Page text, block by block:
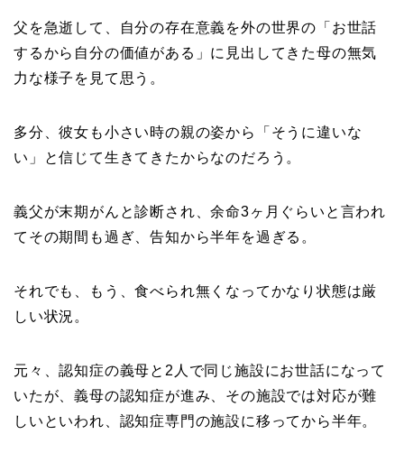
父を急逝して、自分の存在意義を外の世界の「お世話
するから自分の価値がある」に見出してきた母の無気
力な様子を見て思う。
多分、彼女も小さい時の親の姿から「そうに違いな
い」と信じて生きてきたからなのだろう。
義父が末期がんと診断され、余命3ヶ月ぐらいと言われ
てその期間も過ぎ、告知から半年を過ぎる。
それでも、もう、食べられ無くなってかなり状態は厳
しい状況。
元々、認知症の義母と2人で同じ施設にお世話になって
いたが、義母の認知症が進み、その施設では対応が難
しいといわれ、認知症専門の施設に移ってから半年。